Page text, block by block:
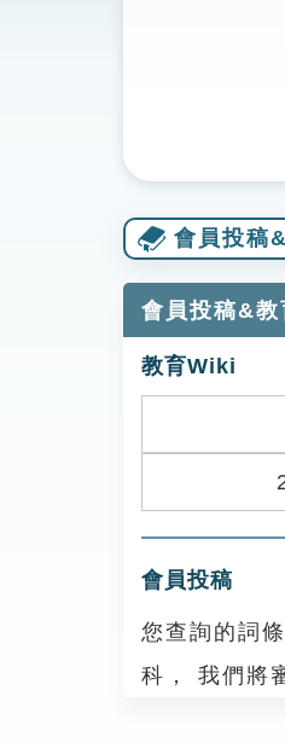
會員投稿
會員投稿&
教育Wiki
會員投稿
您查詢的詞
科， 我們將